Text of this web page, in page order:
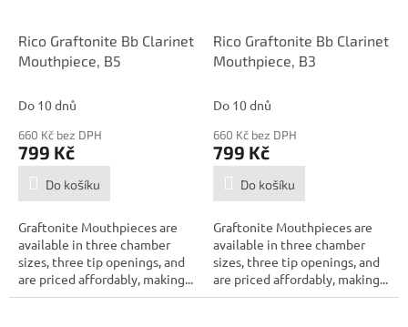
Rico Graftonite Bb Clarinet
Mouthpiece, B5
Do 10 dnů
660 Kč bez DPH
799 Kč
Do košíku
Graftonite Mouthpieces are
available in three chamber
sizes, three tip openings, and
are priced affordably, making...
Rico Graftonite Bb Clarinet
Mouthpiece, B3
Do 10 dnů
660 Kč bez DPH
799 Kč
Do košíku
Graftonite Mouthpieces are
available in three chamber
sizes, three tip openings, and
are priced affordably, making...